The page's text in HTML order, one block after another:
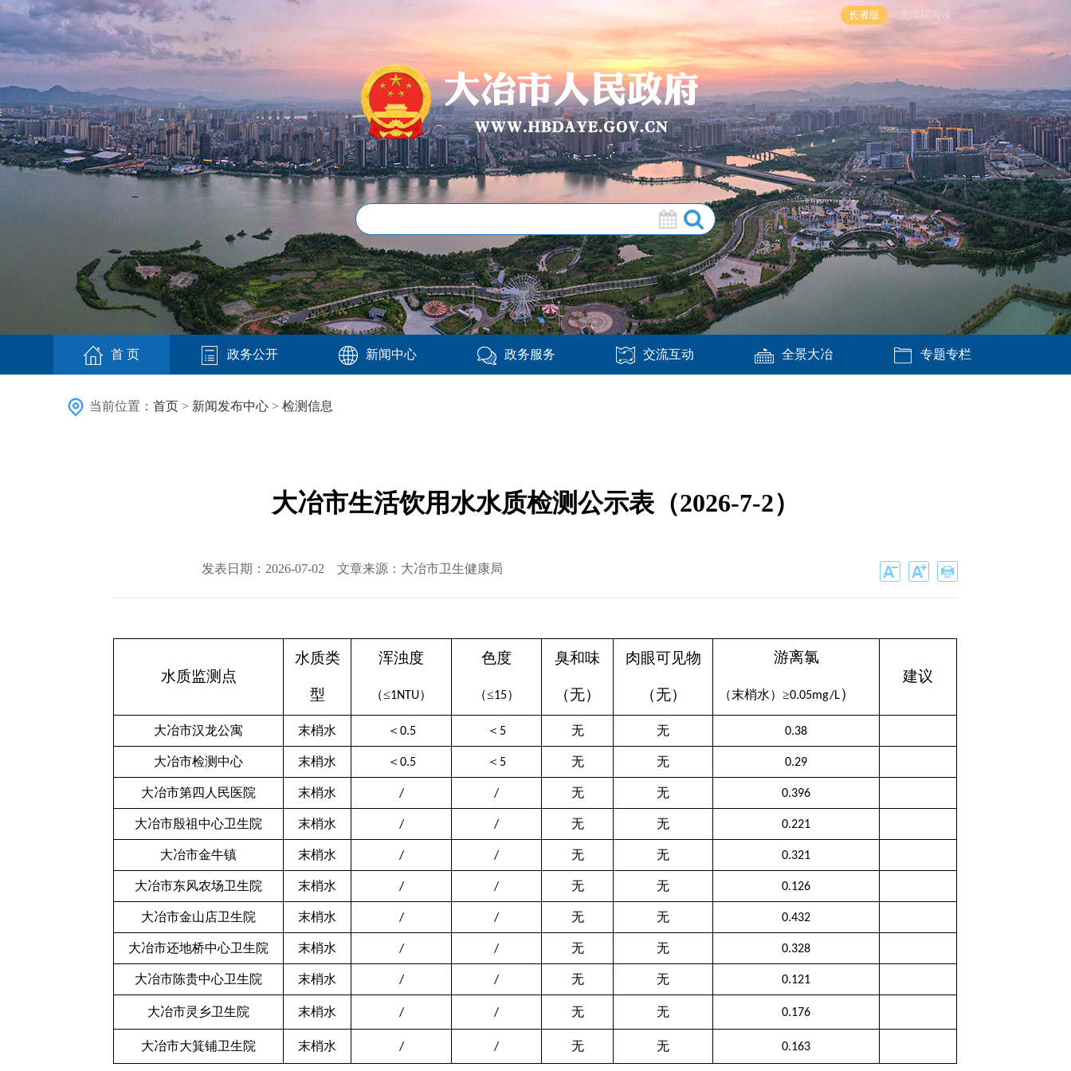
长者版 无障碍阅读
首 页 政务公开 新闻中心 政务服务 交流互动 全景大冶 专题专栏
当前位置： 首页 > 新闻发布中心 > 检测信息
大冶市生活饮用水水质检测公示表（2026-7-2）
发表日期：2026-07-02 文章来源：大冶市卫生健康局
水质监测点
水质类
型
浑浊度
（≤1NTU）
色度
（≤15）
臭和味
（无）
肉眼可见物
（无）
游离氯
（末梢水） ≥0.05mg/L）
建议
大冶市汉龙公寓 末梢水 ＜ 0.5 ＜ 5 无 无 0.38
大冶市检测中心 末梢水 ＜ 0.5 ＜ 5 无 无 0.29
大冶市第四人民医院 末梢水 / / 无 无 0.396
大冶市殷祖中心卫生院 末梢水 / / 无 无 0.221
大冶市金牛镇 末梢水 / / 无 无 0.321
大冶市东风农场卫生院 末梢水 / / 无 无 0.126
大冶市金山店卫生院 末梢水 / / 无 无 0.432
大冶市还地桥中心卫生院 末梢水 / / 无 无 0.328
大冶市陈贵中心卫生院 末梢水 / / 无 无 0.121
大冶市灵乡卫生院 末梢水 / / 无 无 0.176
大冶市大箕铺卫生院 末梢水 / / 无 无 0.163